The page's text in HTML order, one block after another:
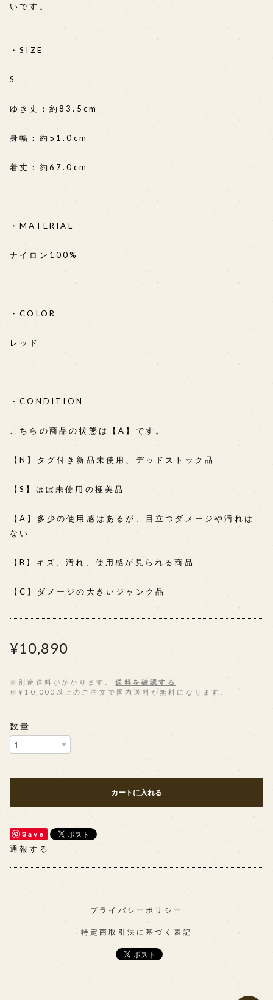
いです。
・SIZE
S
ゆき丈：約83.5cm
身幅：約51.0cm
着丈：約67.0cm
・MATERIAL
ナイロン100%
・COLOR
レッド
・CONDITION
こちらの商品の状態は【A】です。
【N】タグ付き新品未使用、デッドストック品
【S】ほぼ未使用の極美品
【A】多少の使用感はあるが、目立つダメージや汚れは
ない
【B】キズ、汚れ、使用感が見られる商品
【C】ダメージの大きいジャンク品
¥10,890
※別途送料がかかります。
送料を確認する
※¥10,000以上のご注文で国内送料が無料になります。
数量
カートに入れる
Save
通報する
プライバシーポリシー
特定商取引法に基づく表記